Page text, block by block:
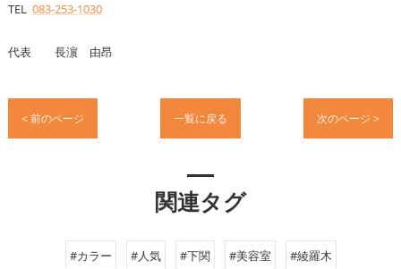
TEL 083-253-1030
代表 長濵 由昂
< 前のページ 一覧に戻る 次のページ >
関連タグ
#カラー #人気 #下関 #美容室 #綾羅木